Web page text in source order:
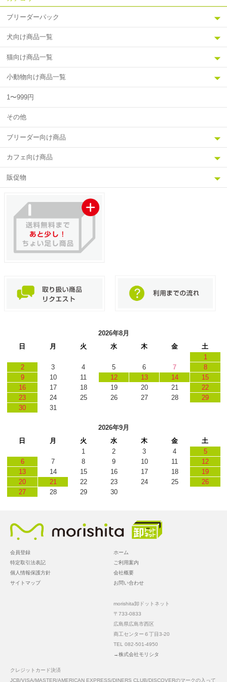
ブリーダーパック
犬向け商品一覧
猫向け商品一覧
小動物向け商品一覧
1〜999円
その他
ブリーダー向け商品
カフェ向け商品
販促物
2026年8月
日
月 火 水 木 金
土
1
2
3 4 5 6 7
8
9
10 11 12 13 14
15
16
17 18 19 20 21
22
23
24 25 26 27 28
29
30
31
2026年9月
日
月 火 水 木 金
土
1
2 3 4
5
6
7 8 9 10 11
12
13
14 15 16 17 18
19
20
21 22 23 24 25
26
27
28 29 30
ホーム
ご利用案内
会社概要
お問い合わせ
会員登録
特定取引法表記
個人情報保護方針
サイトマップ
morishita卸ドットネット
〒733-0833
広島県広島市西区
商工センター６丁目3-20
TEL 082-501-4950
→株式会社モリシタ
クレジットカード決済
JCB/VISA/MASTER/AMERICAN EXPRESS/DINERS CLUB/DISCOVERのマークの入って